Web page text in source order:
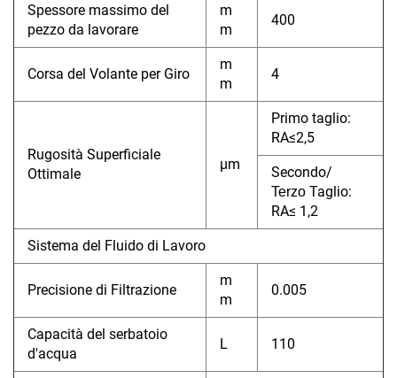
Spessore massimo del
pezzo da lavorare
m
m
400
Corsa del Volante per Giro
m
m
4
Rugosità Superficiale
Ottimale
μm
Primo taglio:
RA≤2,5
Secondo/
Terzo Taglio:
RA≤ 1,2
Sistema del Fluido di Lavoro
Precisione di Filtrazione
m
m
0.005
Capacità del serbatoio
d'acqua
L 110